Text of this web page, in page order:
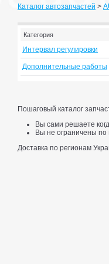
Каталог автозапчастей >
Категория
Интервал регулировки
Дополнительные работы
Пошаговый каталог
Вы сами решаете
Вы не ограничены по
Доставка по регионам